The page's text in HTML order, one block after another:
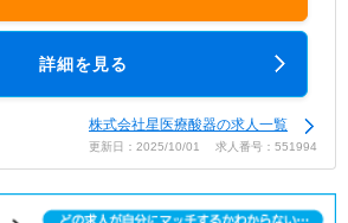
詳細を見る
株式会社星医療酸器の求人一覧
更新日：2025/10/01 求人番号：551994